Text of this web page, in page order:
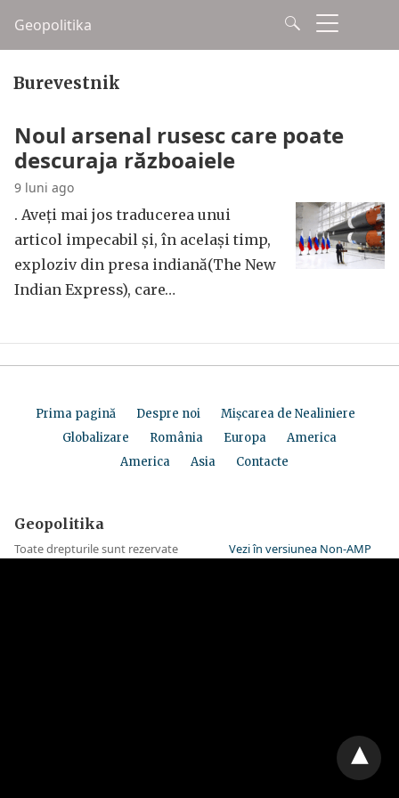
Geopolitika
Burevestnik
Noul arsenal rusesc care poate
descuraja războaiele
9 luni ago
. Aveți mai jos traducerea unui
articol impecabil și, în același timp,
exploziv din presa indiană(The New
Indian Express), care…
Prima pagină Despre noi
Mișcarea de Nealiniere
Globalizare
România Europa
America
America
Asia Contacte
Geopolitika
Toate drepturile sunt rezervate Vezi în versiunea Non-AMP